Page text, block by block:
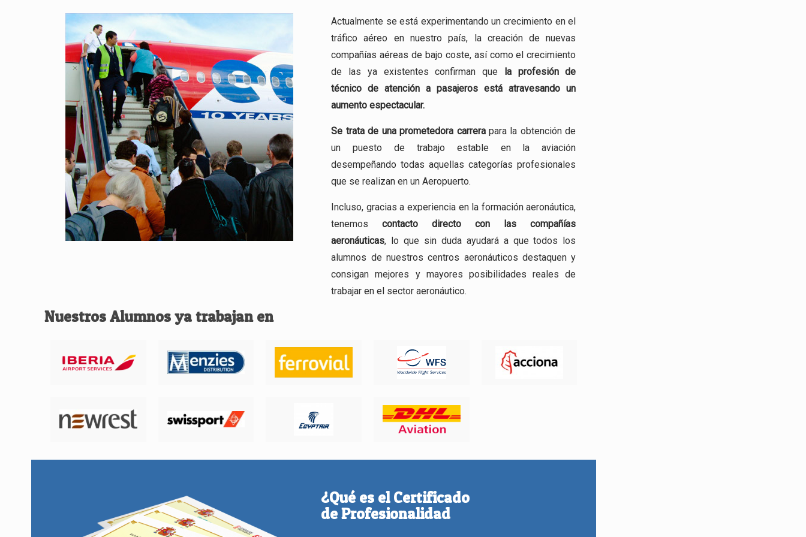
Actualmente se está experimentando un crecimiento en el
tráfico aéreo en nuestro país, la creación de nuevas
compañías aéreas de bajo coste, así como el crecimiento
de las ya existentes confirman que
la profesión de
técnico de atención a pasajeros está atravesando un
aumento espectacular.
Se trata de unaprometedora carrerapara la obtención de
un puesto de trabajo estable en la aviación
desempeñando todas aquellas categorías profesionales
que se realizan en un Aeropuerto.
Incluso, gracias a experiencia en la formación aeronáutica,
tenemoscontacto directo con las compañías
aeronáuticas, lo que sin duda ayudará a que todos los
alumnos de nuestros centros aeronáuticos destaquen y
consigan mejores y mayores posibilidades reales de
trabajar en el sector aeronáutico.
Nuestros Alumnos ya trabajan en
¿Qué es el Certificado
de Profesionalidad